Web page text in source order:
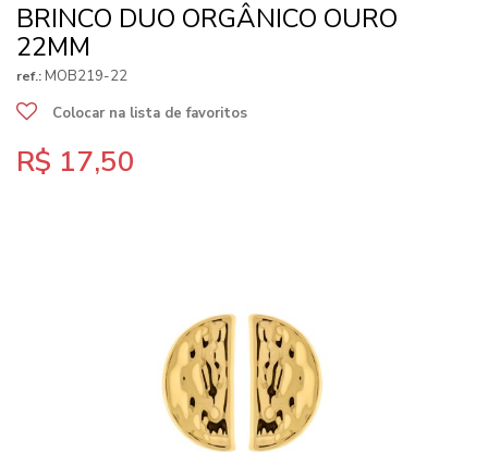
BRINCO DUO ORGÂNICO OURO
22MM
ref.: MOB219-22
Colocar na lista de favoritos
R$ 17,50